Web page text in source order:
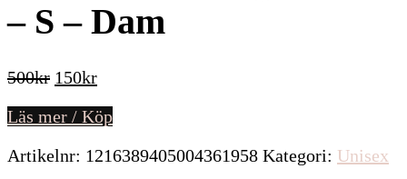
– S – Dam
500kr Det
priset
500kr.
150krDet
priset
150kr.
Läs mer / Köp
Artikelnr: 1216389405004361958 Kategori: Unisex